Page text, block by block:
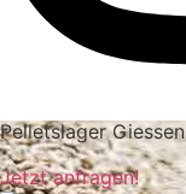
Pelletslager Giessen
Jetzt anfragen!